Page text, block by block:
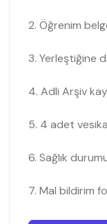
2. Öğrenim
3. Yerleştiğine
4. Adli Arşiv
5. 4 adet
6. Sağlık
7. Mal bildirim